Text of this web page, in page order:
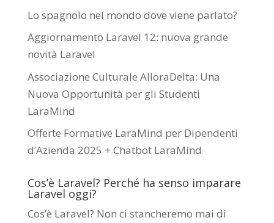
Lo spagnolo nel mondo dove viene parlato?
Aggiornamento Laravel 12: nuova grande
novità Laravel
Associazione Culturale AlloraDelta: Una
Nuova Opportunità per gli Studenti
LaraMind
Offerte Formative LaraMind per Dipendenti
d’Azienda 2025 + Chatbot LaraMind
Cos’è Laravel? Perché ha senso imparare
Laravel oggi?
Cos’è Laravel? Non ci stancheremo mai di